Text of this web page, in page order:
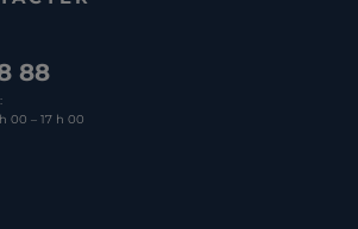
88
00 – 17 h 00